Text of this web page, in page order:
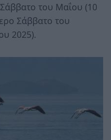
του Μαΐου (10
Σάββατο του
2025).